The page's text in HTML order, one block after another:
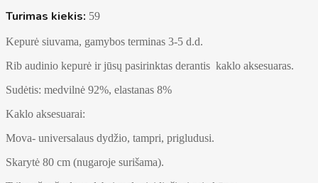
Turimas kiekis: 59
Kepurė siuvama, gamybos terminas 3-5 d.d.
Rib audinio kepurė ir jūsų pasirinktas derantis kaklo aksesuaras.
Sudėtis: medvilnė 92%, elastanas 8%
Kaklo aksesuarai:
Mova- universalaus dydžio, tampri, prigludusi.
Skarytė 80 cm (nugaroje surišama).